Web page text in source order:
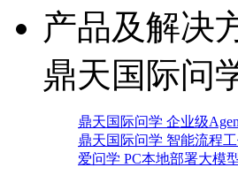
产品及解决
鼎天国际问
鼎天国际问学 企业级
鼎天国际问学 智能流程
爱问学 PC本地部署大模